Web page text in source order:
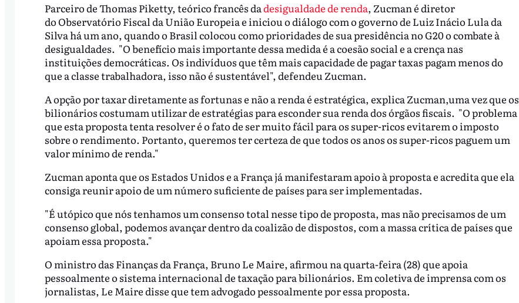
Parceiro de Thomas Piketty, teórico francês dadesigualdade de renda, Zucman é diretor
do Observatório Fiscal da União Europeia e iniciou o diálogo com o governo de Luiz Inácio Lula da
Silva há um ano, quando o Brasil colocou como prioridades de sua presidência no G20 o combate à
desigualdades. "O benefício mais importante dessa medida é a coesão social e a crença nas
instituições democráticas. Os indivíduos que têm mais capacidade de pagar taxas pagam menos do
que a classe trabalhadora, isso não é sustentável", defendeu Zucman.
A opção por taxar diretamente as fortunas e não a renda é estratégica, explica Zucman,uma vez que os
bilionários costumam utilizar de estratégias para esconder sua renda dos órgãos fiscais. "O problema
que esta proposta tenta resolver é o fato de ser muito fácil para os super-ricos evitarem o imposto
sobre o rendimento. Portanto, queremos ter certeza de que todos os anos os super-ricos paguem um
valor mínimo de renda."
Zucman aponta que os Estados Unidos e a França já manifestaram apoio à proposta e acredita que ela
consiga reunir apoio de um número suficiente de países para ser implementadas.
"É utópico que nós tenhamos um consenso total nesse tipo de proposta, mas não precisamos de um
consenso global, podemos avançar dentro da coalizão de dispostos, com a massa crítica de países que
apoiam essa proposta."
O ministro das Finanças da França, Bruno Le Maire, afirmou na quarta-feira (28) que apoia
pessoalmente o sistema internacional de taxação para bilionários. Em coletiva de imprensa com os
jornalistas, Le Maire disse que tem advogado pessoalmente por essa proposta.